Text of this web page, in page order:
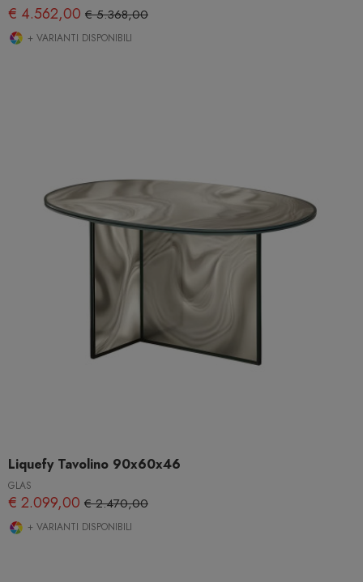
€ 4.562,00 € 5.368,00
+ VARIANTI DISPONIBILI
Liquefy Tavolino 90x60x46
GLAS
€ 2.099,00 € 2.470,00
+ VARIANTI DISPONIBILI